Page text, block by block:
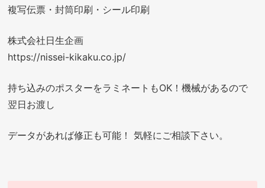
複写伝票・封筒印刷・シール印刷
株式会社日生企画
https://nissei-kikaku.co.jp/
持ち込みのポスターをラミネートもOK！機械があるので
翌日お渡し
データがあれば修正も可能！ 気軽にご相談下さい。